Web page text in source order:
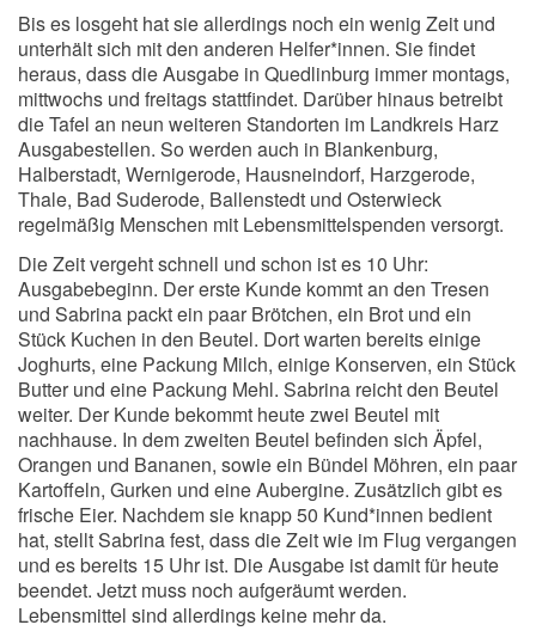
Bis es losgeht hat sie allerdings noch ein wenig Zeit und
unterhält sich mit den anderen Helfer*innen. Sie findet
heraus, dass die Ausgabe in Quedlinburg immer montags,
mittwochs und freitags stattfindet. Darüber hinaus betreibt
die Tafel an neun weiteren Standorten im Landkreis Harz
Ausgabestellen. So werden auch in Blankenburg,
Halberstadt, Wernigerode, Hausneindorf, Harzgerode,
Thale, Bad Suderode, Ballenstedt und Osterwieck
regelmäßig Menschen mit Lebensmittelspenden versorgt.
Die Zeit vergeht schnell und schon ist es 10 Uhr:
Ausgabebeginn. Der erste Kunde kommt an den Tresen
und Sabrina packt ein paar Brötchen, ein Brot und ein
Stück Kuchen in den Beutel. Dort warten bereits einige
Joghurts, eine Packung Milch, einige Konserven, ein Stück
Butter und eine Packung Mehl. Sabrina reicht den Beutel
weiter. Der Kunde bekommt heute zwei Beutel mit
nachhause. In dem zweiten Beutel befinden sich Äpfel,
Orangen und Bananen, sowie ein Bündel Möhren, ein paar
Kartoffeln, Gurken und eine Aubergine. Zusätzlich gibt es
frische Eier. Nachdem sie knapp 50 Kund*innen bedient
hat, stellt Sabrina fest, dass die Zeit wie im Flug vergangen
und es bereits 15 Uhr ist. Die Ausgabe ist damit für heute
beendet. Jetzt muss noch aufgeräumt werden.
Lebensmittel sind allerdings keine mehr da.